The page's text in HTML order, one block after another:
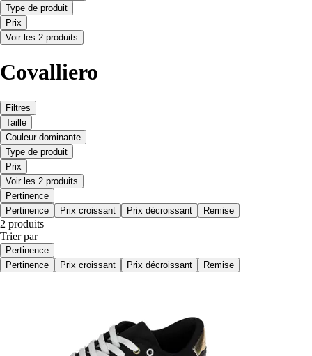
Type de produit
Prix
Voir les 2 produits
Covalliero
Filtres
Taille
Couleur dominante
Type de produit
Prix
Voir les 2 produits
Pertinence
Pertinence
Prix croissant Prix décroissant Remise
2 produits
Trier par
Pertinence
Pertinence
Prix croissant Prix décroissant Remise